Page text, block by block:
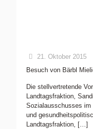
21. Oktober 2015
Besuch von Bärbl
Die stellvertretende
Landtagsfraktion,
Sozialausschusses im
und
Landtagsfraktion, […]